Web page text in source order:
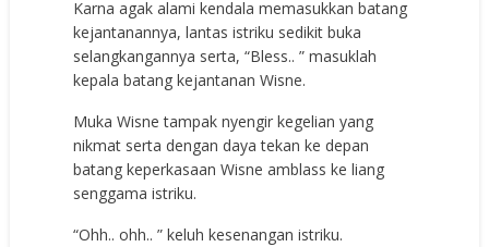
Karna agak alami kendala memasukkan batang
kejantanannya, lantas istriku sedikit buka
selangkangannya serta, “Bless.. ” masuklah
kepala batang kejantanan Wisne.
Muka Wisne tampak nyengir kegelian yang
nikmat serta dengan daya tekan ke depan
batang keperkasaan Wisne amblass ke liang
senggama istriku.
“Ohh.. ohh.. ” keluh kesenangan istriku.